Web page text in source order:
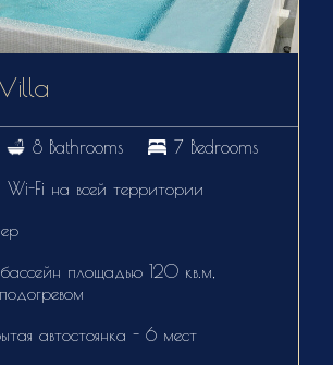
8 Bathrooms 7 Bedrooms
Wi-Fi на всей территории
площадью 120 кв.м,
автостоянка - 6 мест